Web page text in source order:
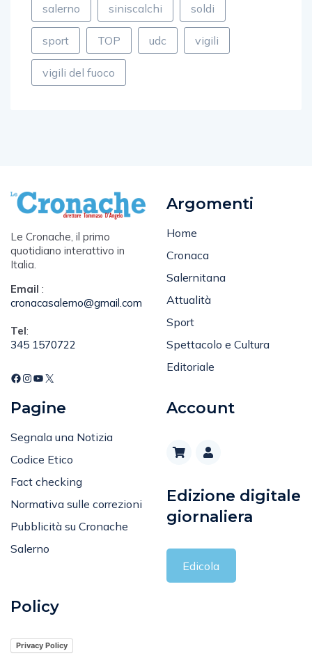
salerno siniscalchi soldi
sport TOP udc vigili
vigili del fuoco
Le Cronache, il primo
quotidiano interattivo in
Italia.
Email :
cronacasalerno@gmail.com
Tel:
345 1570722
Argomenti
Home
Cronaca
Salernitana
Attualità
Sport
Spettacolo e Cultura
Editoriale
Pagine
Segnala una Notizia
Codice Etico
Fact checking
Normativa sulle correzioni
Pubblicità su Cronache
Salerno
Account
Edizione digitale
giornaliera
Edicola
Policy
Privacy Policy